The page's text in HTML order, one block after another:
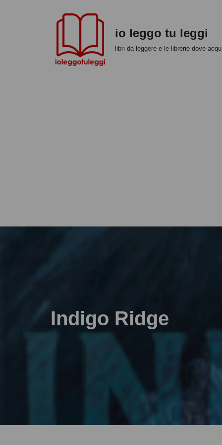
io leggo tu leggi
libri da leggere e le librerie dove
Indigo Ridge